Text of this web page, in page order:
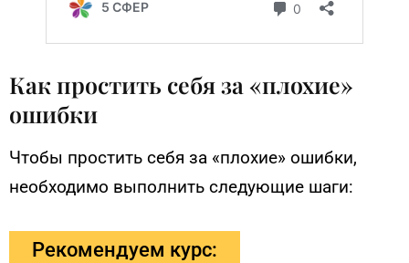
Как простить себя за «плохие»
ошибки
Чтобы простить себя за «плохие» ошибки,
необходимо выполнить следующие шаги:
Рекомендуем курс: